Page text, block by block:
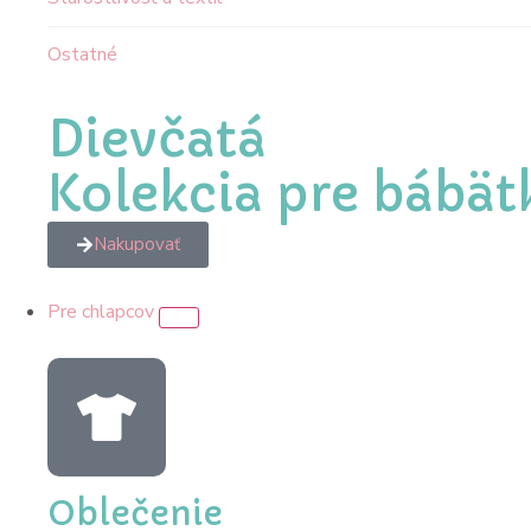
Ostatné
Dievčatá
Kolekcia pre
Nakupovať
Pre chlapcov
Oblečenie